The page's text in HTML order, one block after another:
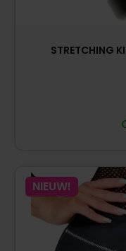
STRETCHING
NIEUW!